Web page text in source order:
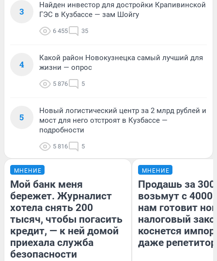
3
Найден инвестор для достройки Крапивинской
ГЭС в Кузбассе — зам Шойгу
6 455 35
4
Какой район Новокузнецка самый лучший для
жизни — опрос
5 876 5
5
Новый логистический центр за 2 млрд рублей и
мост для него отстроят в Кузбассе —
подробности
5 816 5
МНЕНИЕ
Мой банк меня
бережет. Журналист
хотела снять 200
тысяч, чтобы погасить
кредит, — к ней домой
приехала служба
безопасности
МНЕНИЕ
Продашь за
возьмут с
нам готовит
налоговый
коснется
даже